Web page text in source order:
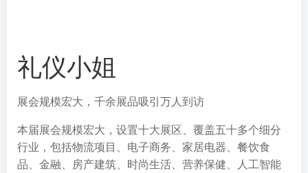
礼仪小姐
展会规模宏大，千余展品吸引万人到访
本届展会规模宏大，设置十大展区、覆盖五十多个细分
行业，包括物流项目、电子商务、家居电器、餐饮食
品、金融、房产建筑、时尚生活、营养保健、人工智能